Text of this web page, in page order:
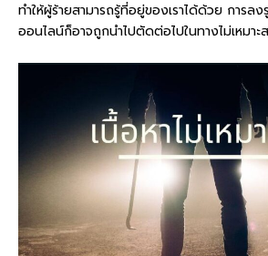
ทำให้ผู้ร้ายสามารถรู้ที่อยู่ของเราได้ด้วย การล
ออนไลน์ก็อาจถูกนำไปตัดต่อไปในทางไม่เหมาะ